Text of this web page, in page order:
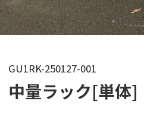
GU1RK-250127-001
中量ラック[単体]